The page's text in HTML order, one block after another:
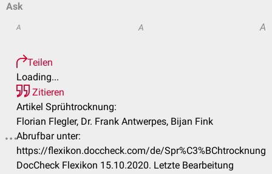
Ask
A A A
Teilen
Loading...
Zitieren
Artikel Sprühtrocknung:
Florian Flegler, Dr. Frank Antwerpes, Bijan Fink
Abrufbar unter:
https://flexikon.doccheck.com/de/Spr%C3%BChtrocknung
DocCheck Flexikon 15.10.2020. Letzte Bearbeitung